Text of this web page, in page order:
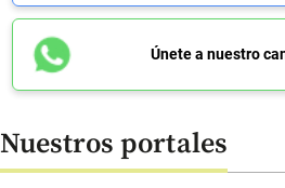
Únete a nuestro
Nuestros portales